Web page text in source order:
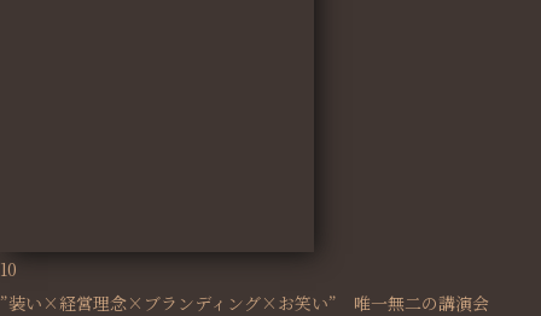
10
”装い×経営理念×ブランディング×お笑い” 唯一無二の講演会